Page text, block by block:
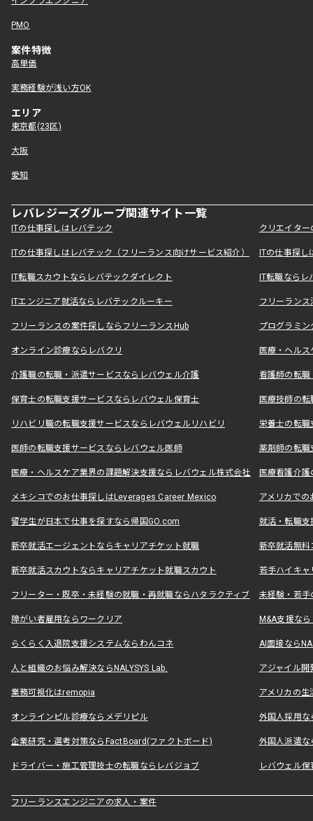
PMO
案件特徴
高単価
実務経験が浅い方OK
エリア
東京都(23区)
大阪
愛知
レバレジーズグループ関連サイト一覧
ITの仕事探しはレバテック クリエイタ
ITの仕事探しはレバテック（フリーランス向けサービス紹介） ITの仕事探
IT転職スカウトならレバテックダイレクト IT転職なら
ITエンジニア就活ならレバテックルーキー フリーラン
フリーランスの案件探しならフリーランスHub プログラミ
オンライン診療ならレバクリ 医療・ヘル
介護職の転職・派遣サービスならレバウェル介護 看護師の転
保育士の転職支援サービスならレバウェル保育士 医療技師の
リハビリ職の転職支援サービスならレバウェルリハビリ 栄養士の転
医師の転職支援サービスならレバウェル医師 薬剤師の転
医療・ヘルスケア業界の課題解決支援ならレバウェル株式会社 医療看護介
メキシコでのお仕事探しはLeverages Career Mexico アメリカで
留学生が日本で仕事を探すなら帰国GO.com 就活・転職
新卒就活エージェントならキャリアチケット就職 新卒就活無料
新卒就活スカウトならキャリアチケット就職スカウト 若手ハイキ
フリーター・既卒・未経験の就職・再就職ならハタラクティブ 未経験・若手
障がい者雇用ならワークリア M&A支援な
らくらく入退院支援システムならわんコネ AI面接なら
人と組織のお悩み解決ならNALYSYS Lab. アジャイル
業務可視化はremopia アメリカの
オンラインピル診療ならメデリピル 外国人採用
企業研究・選考対策ならFactBoard(ファクトボード) 外国人派遣な
ドライバー・施工管理技士の転職ならレバジョブ レバウェル
フリーランスエンジニアの求人・案件